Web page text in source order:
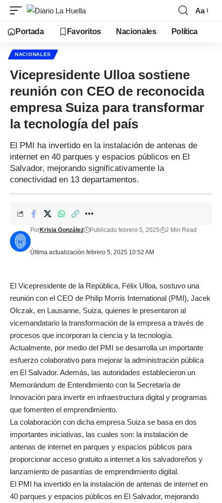
Aa
Portada Favoritos Nacionales Política
NACIONALES
Vicepresidente Ulloa sostiene
reunión con CEO de reconocida
empresa Suiza para transformar
la tecnología del país
El PMI ha invertido en la instalación de antenas de
internet en 40 parques y espacios públicos en El
Salvador, mejorando significativamente la
conectividad en 13 departamentos.
Última actualización febrero 5, 2025 10:52 AM
PorKrisia González Publicado febrero 5, 2025 2 Min Read
El Vicepresidente de la República, Félix Ulloa, sostuvo una
reunión con el CEO de Philip Morris International (PMI), Jacek
Olczak, en Lausanne, Suiza, quienes le presentaron al
vicemandatario la transformación de la empresa a través de
procesos que incorporan la ciencia y la tecnología.
Actualmente, por medio del PMI se desarrolla un importante
esfuerzo colaborativo para mejorar la administración pública
en El Salvador. Además, las autoridades establecieron un
Memorándum de Entendimiento con la Secretaría de
Innovación para invertir en infraestructura digital y programas
que fomenten el emprendimiento.
La colaboración con dicha empresa Suiza se basa en dos
importantes iniciativas, las cuales son: la instalación de
antenas de internet en parques y espacios públicos para
proporcionar acceso gratuito a internet a los salvadoreños y
lanzamiento de pasantías de emprendimiento digital.
El PMI ha invertido en la instalación de antenas de internet en
40 parques y espacios públicos en El Salvador, mejorando